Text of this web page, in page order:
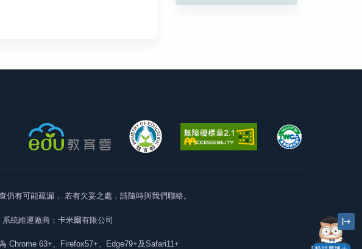
仍有可能疏漏， 若有欠妥之處，請隨時與我們聯絡。
系統維運廠商：卡米爾有限公司
Chrome 63+、Firefox57+、Edge79+及Safari11+